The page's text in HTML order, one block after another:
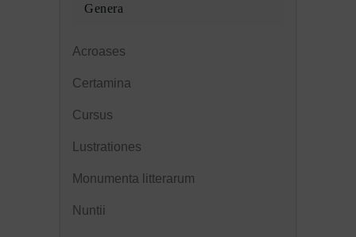
Genera
Acroases
Certamina
Cursus
Lustrationes
Monumenta litterarum
Nuntii